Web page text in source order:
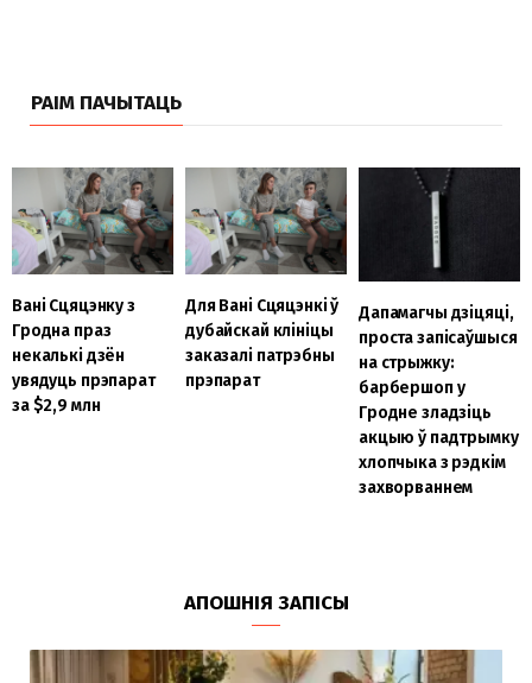
РАІМ ПАЧЫТАЦЬ
Вані Сцяцэнку з
Гродна праз
некалькі дзён
увядуць прэпарат
за $2,9 млн
Для Вані Сцяцэнкі ў
дубайскай клініцы
заказалі патрэбны
прэпарат
Дапамагчы дзіцяці,
проста запісаўшыся
на стрыжку:
барбершоп у
Гродне зладзіць
акцыю ў падтрымку
хлопчыка з рэдкім
захворваннем
АПОШНІЯ ЗАПІСЫ